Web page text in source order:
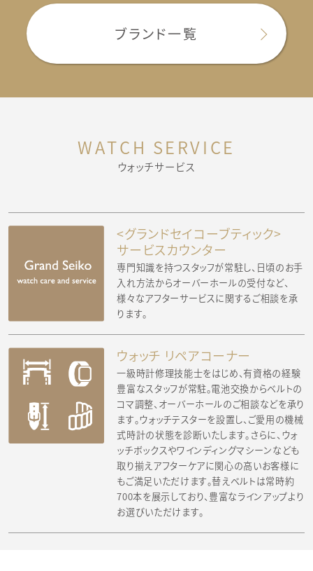
ブランド一覧
WATCH SERVICE
ウォッチサービス
<グランドセイコーブティック>
サービスカウンター
専門知識を持つスタッフが常駐し、日頃のお手
入れ方法からオーバーホールの受付など、
様々なアフターサービスに関するご相談を承
ります。
ウォッチ リペアコーナー
一級時計修理技能士をはじめ、有資格の経験
豊富なスタッフが常駐。電池交換からベルトの
コマ調整、オーバーホールのご相談などを承り
ます。ウォッチテスターを設置し、ご愛用の機械
式時計の状態を診断いたします。さらに、ウォ
ッチボックスやワインディングマシーンなども
取り揃えアフターケアに関心の高いお客様に
もご満足いただけます。替えベルトは常時約
700本を展示しており、豊富なラインアップより
お選びいただけます。